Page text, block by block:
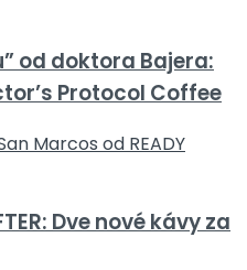
od doktora Bajera:
Protocol Coffee
Dve nové kávy za